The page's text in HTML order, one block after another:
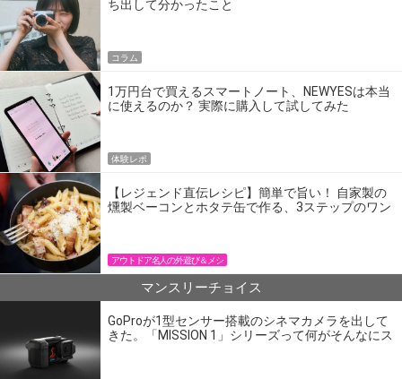
ち出して分かったこと
コラム
1万円台で買えるスマートノート、NEWYESは本当
に使えるのか？ 実際に購入して試してみた
体験レポ
【レジェンド直伝レシピ】簡単で旨い！ 自家製の
燻製ベーコンとホタテ缶で作る、3ステップのワン
アウトドア名人の外遊び＆メシ
マンスリーチョイス
GoProが1型センサー搭載のシネマカメラを出して
きた。「MISSION 1」シリーズって何がそんなにス